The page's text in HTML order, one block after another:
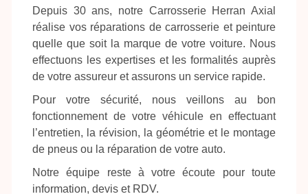
Depuis 30 ans, notre Carrosserie Herran Axial
réalise vos réparations de carrosserie et peinture
quelle que soit la marque de votre voiture. Nous
effectuons les expertises et les formalités auprès
de votre assureur et assurons un service rapide.
Pour votre sécurité, nous veillons au bon
fonctionnement de votre véhicule en effectuant
l’entretien, la révision, la géométrie et le montage
de pneus ou la réparation de votre auto.
Notre équipe reste à votre écoute pour toute
information, devis et RDV.